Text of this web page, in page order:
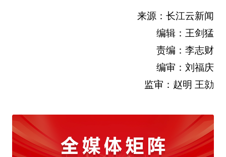
来源：长江云新闻
编辑：王剑猛
责编：李志财
编审：刘福庆
监审：赵明 王勍